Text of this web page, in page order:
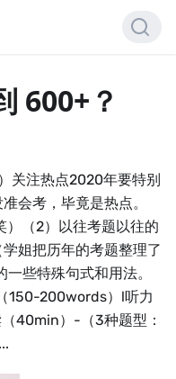
600+？
关注热点2020年要特别
会考，毕竟是热点。
）（2）以往考题以往的
姐把历年的考题整理了
些特殊句式和用法。
150-200words）l听力
40min）-（3种题型：